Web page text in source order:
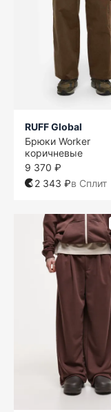
RUFF Global
Брюки Worker
коричневые
9 370 ₽
2 343 ₽в Сплит